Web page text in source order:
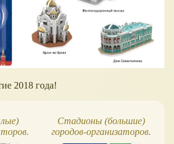
2018 года!
Стадионы (большие)
городов-организаторов.